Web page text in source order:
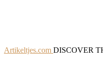
Artikeltjes.com DISCOVER